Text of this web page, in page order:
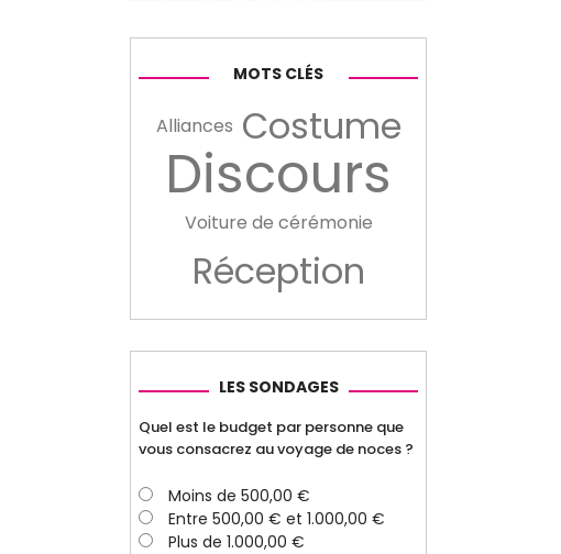
MOTS CLÉS
Alliances Costume
Discours
Voiture de cérémonie
Réception
LES SONDAGES
Quel est le budget par personne que
vous consacrez au voyage de noces ?
Moins de 500,00 €
Entre 500,00 € et 1.000,00 €
Plus de 1.000,00 €